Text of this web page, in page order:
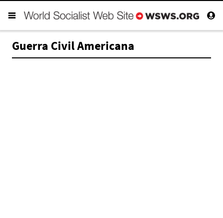
Guerra Civil Americana